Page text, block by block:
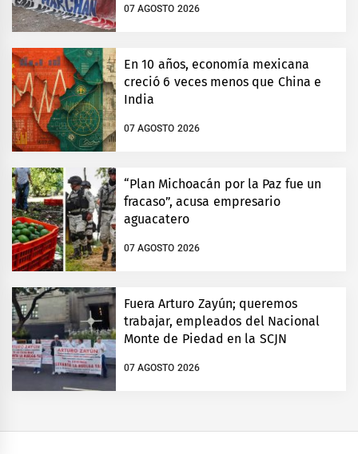
07 AGOSTO 2026
En 10 años, economía mexicana
creció 6 veces menos que China e
India
07 AGOSTO 2026
“Plan Michoacán por la Paz fue un
fracaso”, acusa empresario
aguacatero
07 AGOSTO 2026
Fuera Arturo Zayún; queremos
trabajar, empleados del Nacional
Monte de Piedad en la SCJN
07 AGOSTO 2026